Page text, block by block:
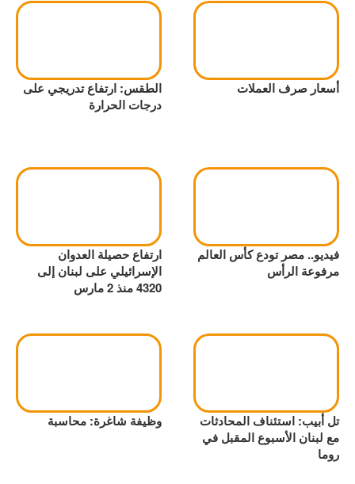
أسعار صرف العملات
الطقس: ارتفاع تدريجي على
درجات الحرارة
فيديو.. مصر تودع كأس العالم
مرفوعة الرأس
ارتفاع حصيلة العدوان
الإسرائيلي على لبنان إلى
4320 منذ 2 مارس
تل أبيب: استئناف المحادثات
مع لبنان الأسبوع المقبل في
روما
وظيفة شاغرة: محاسبة